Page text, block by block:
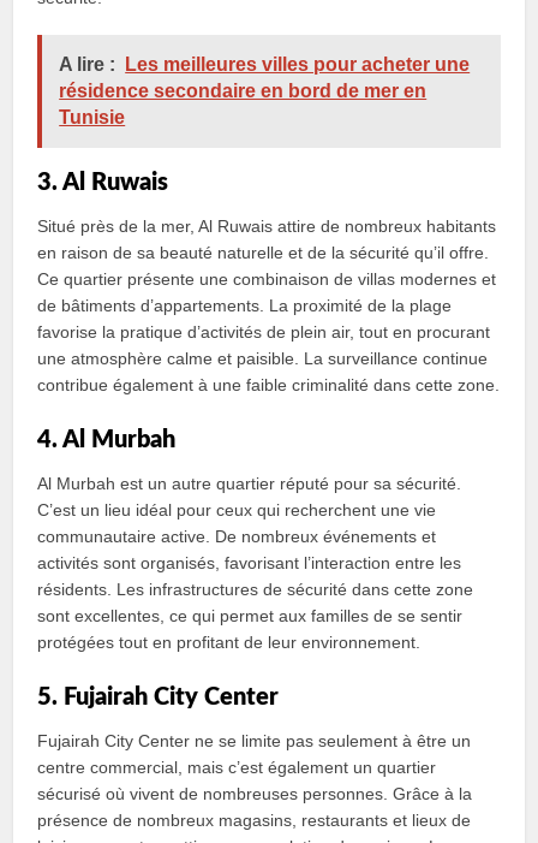
A lire :
Les meilleures villes pour acheter une
résidence secondaire en bord de mer en
Tunisie
3. Al Ruwais
Situé près de la mer, Al Ruwais attire de nombreux habitants
en raison de sa beauté naturelle et de la sécurité qu’il offre.
Ce quartier présente une combinaison de villas modernes et
de bâtiments d’appartements. La proximité de la plage
favorise la pratique d’activités de plein air, tout en procurant
une atmosphère calme et paisible. La surveillance continue
contribue également à une faible criminalité dans cette zone.
4. Al Murbah
Al Murbah est un autre quartier réputé pour sa sécurité.
C’est un lieu idéal pour ceux qui recherchent une vie
communautaire active. De nombreux événements et
activités sont organisés, favorisant l’interaction entre les
résidents. Les infrastructures de sécurité dans cette zone
sont excellentes, ce qui permet aux familles de se sentir
protégées tout en profitant de leur environnement.
5. Fujairah City Center
Fujairah City Center ne se limite pas seulement à être un
centre commercial, mais c’est également un quartier
sécurisé où vivent de nombreuses personnes. Grâce à la
présence de nombreux magasins, restaurants et lieux de